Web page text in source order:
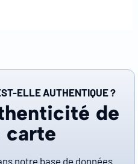
ELLE AUTHENTIQUE ?
de
carte
notre base de données